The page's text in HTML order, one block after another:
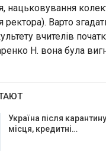
нацьковування
ректора). Варто
вчителів
Н. вона була
Україна після
місця, кредитні…